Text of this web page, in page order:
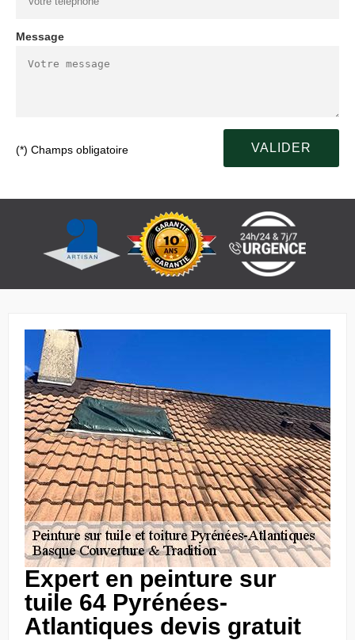
Message
(*) Champs obligatoire
Expert en peinture sur
tuile 64 Pyrénées-
Atlantiques devis gratuit